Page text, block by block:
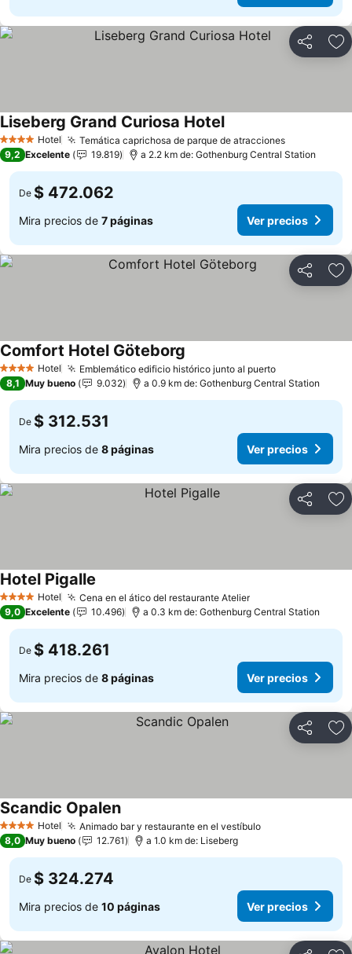
Compartir
4 EstrellasHotel Temática caprichosa de parque de atraccionesVer precios
Liseberg Grand Curiosa HotelVer precios
9,2 Excelente 19.819 a 2.2 km de: Gothenburg Central Station
De $ 472.062
Mira precios de 7 páginas Ver precios
Compartir
4 EstrellasHotel Emblemático edificio histórico junto al puertoVer precios
Comfort Hotel Göteborg
8,1 Muy bueno 9.032 a 0.9 km de: Gothenburg Central Station
De $ 312.531
Mira precios de 8 páginas Ver precios
Compartir
4 EstrellasHotel Cena en el ático del restaurante AtelierVer precios
Hotel Pigalle
9,0 Excelente 10.496 a 0.3 km de: Gothenburg Central Station
De $ 418.261
Mira precios de 8 páginas Ver precios
Compartir
4 EstrellasHotel Animado bar y restaurante en el vestíbuloVer precios
Scandic OpalenVer precios
8,0 Muy bueno 12.761 a 1.0 km de: Liseberg
De $ 324.274
Mira precios de 10 páginas Ver precios